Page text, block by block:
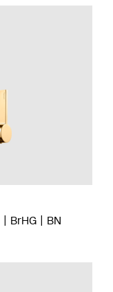
BrHG BN